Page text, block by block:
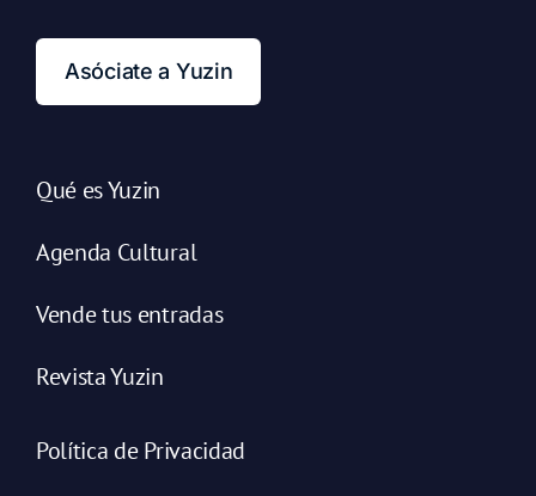
Asóciate a Yuzin
Qué es Yuzin
Agenda Cultural
Vende tus entradas
Revista Yuzin
Política de Privacidad